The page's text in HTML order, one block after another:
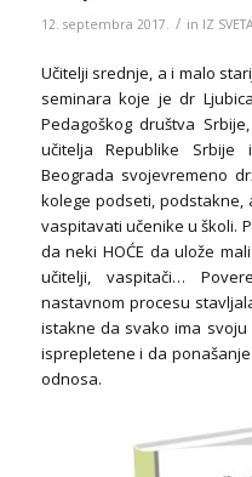
12. septembra 2017. / in IZ
Učitelji srednje, a i malo
seminara koje je dr
Pedagoškog društva
učitelja Republike
Beograda svojevremeno
kolege podseti,
vaspitavati učenike u školi.
da neki HOĆE da ulože
učitelji, vaspitači…
nastavnom procesu
istakne da svako ima
isprepletene i da
odnosa.